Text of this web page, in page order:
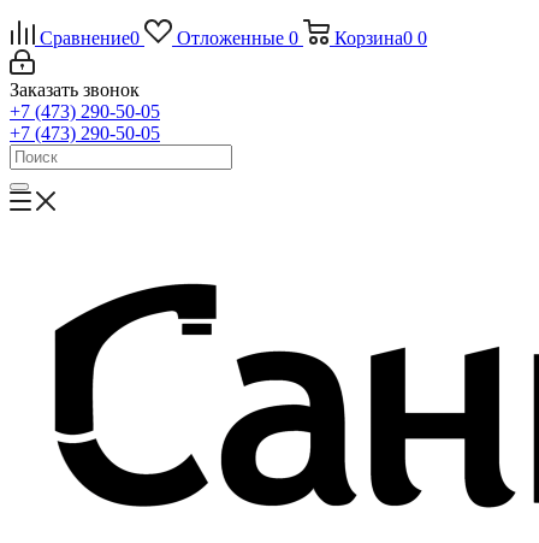
Сравнение0 Отложенные 0 Корзина0 0
Заказать звонок
+7 (473) 290-50-05
+7 (473) 290-50-05